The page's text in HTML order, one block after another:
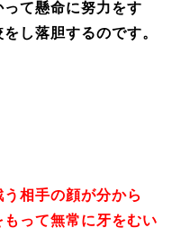
て懸命に努力をす
し落胆するのです。
相手の顔が分から
って無常に牙をむい